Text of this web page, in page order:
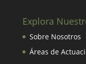
Explora
Sobre Nosotros
Áreas de